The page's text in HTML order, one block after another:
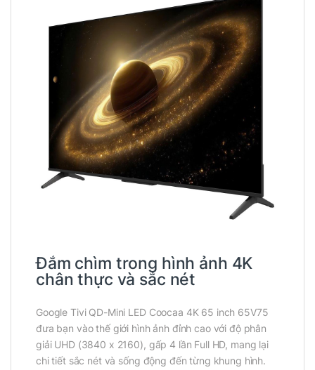
Đắm chìm trong hình ảnh 4K
chân thực và sắc nét
Google Tivi QD-Mini LED Coocaa 4K 65 inch 65V75
đưa bạn vào thế giới hình ảnh đỉnh cao với độ phân
giải UHD (3840 x 2160), gấp 4 lần Full HD, mang lại
chi tiết sắc nét và sống động đến từng khung hình.